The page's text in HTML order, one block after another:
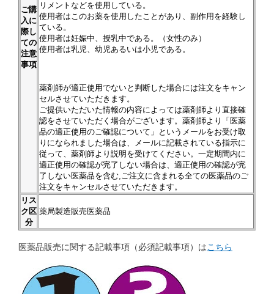
ご購
入に
際し
ての
注意
事項
リメントなどを使用している。
使用者はこのお薬を使用したことがあり、副作用を経験し
ている。
使用者は妊娠中、授乳中である。（女性のみ）
使用者は乳児、幼児あるいは小児である。
薬剤師が適正使用でないと判断した場合には注文をキャン
セルさせていただきます。
ご提供いただいた情報の内容によっては薬剤師より直接確
認をさせていただく場合がございます。薬剤師より「医薬
品の適正使用のご確認について」というメールをお受け取
りになられました場合は、メールに記載されている指示に
従って、薬剤師より説明を受けてください。一定期間内に
適正使用の確認が完了しない場合は、適正使用の確認が完
了しない医薬品を含む,ご注文に含まれる全ての医薬品のご
注文をキャンセルさせていただきます。
リス
ク区
分
薬局製造販売医薬品
医薬品販売に関する記載事項（必須記載事項）はこちら